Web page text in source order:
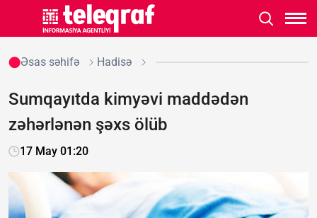
Əsas səhifə Hadisə
Sumqayıtda kimyəvi maddədən
zəhərlənən şəxs ölüb
17 May 01:20